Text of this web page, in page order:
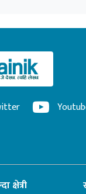
क्षेत्री